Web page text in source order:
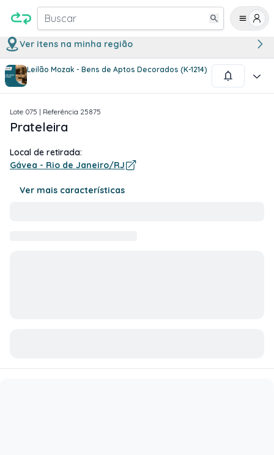
Buscar
Ver itens na minha região
Leilão Mozak - Bens de Aptos Decorados (K-1214)
1/1
Lote 075 | Referência 25875
Prateleira
Local de retirada:
Gávea - Rio de Janeiro/RJ
Ver mais características